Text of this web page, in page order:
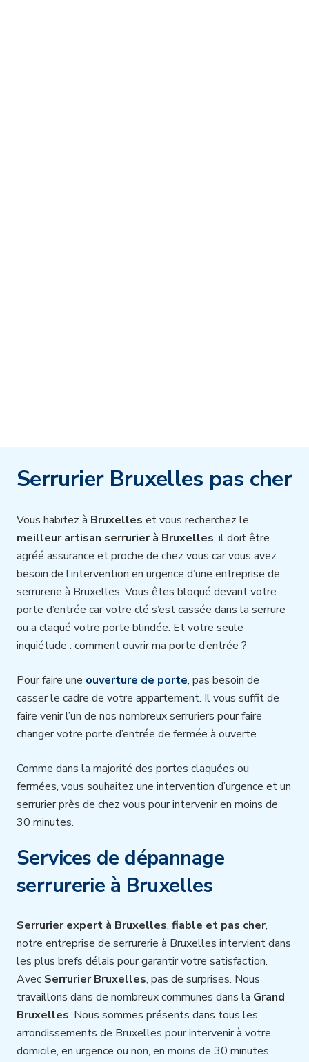
Serrurier Bruxelles pas cher
Vous habitez à Bruxelles et vous recherchez le
meilleur artisan serrurier à Bruxelles, il doit être
agréé assurance et proche de chez vous car vous avez
besoin de l’intervention en urgence d’une entreprise de
serrurerie à Bruxelles. Vous êtes bloqué devant votre
porte d’entrée car votre clé s’est cassée dans la serrure
ou a claqué votre porte blindée. Et votre seule
inquiétude : comment ouvrir ma porte d’entrée ?
Pour faire une ouverture de porte, pas besoin de
casser le cadre de votre appartement. Il vous suffit de
faire venir l’un de nos nombreux serruriers pour faire
changer votre porte d’entrée de fermée à ouverte.
Comme dans la majorité des portes claquées ou
fermées, vous souhaitez une intervention d’urgence et un
serrurier près de chez vous pour intervenir en moins de
30 minutes.
Services de dépannage
serrurerie à Bruxelles
Serrurier expert à Bruxelles, fiable et pas cher,
notre entreprise de serrurerie à Bruxelles intervient dans
les plus brefs délais pour garantir votre satisfaction.
Avec Serrurier Bruxelles, pas de surprises. Nous
travaillons dans de nombreux communes dans la Grand
Bruxelles. Nous sommes présents dans tous les
arrondissements de Bruxelles pour intervenir à votre
domicile, en urgence ou non, en moins de 30 minutes.